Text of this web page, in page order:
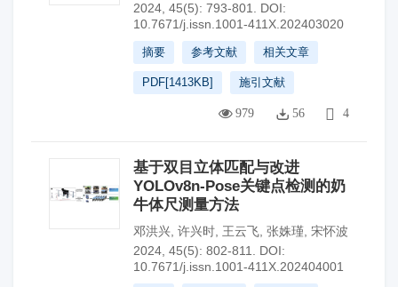
2024, 45(5): 793-801.
DOI:
10.7671/j.issn.1001-411X.202403020
摘要 参考文献 相关文章
PDF[1413KB] 施引文献
979 56 4
基于双目立体匹配与改进
YOLOv8n-Pose关键点检测的奶
牛体尺测量方法
邓洪兴 许兴时 王云飞 张姝瑾 宋怀波
2024, 45(5): 802-811.
DOI:
10.7671/j.issn.1001-411X.202404001